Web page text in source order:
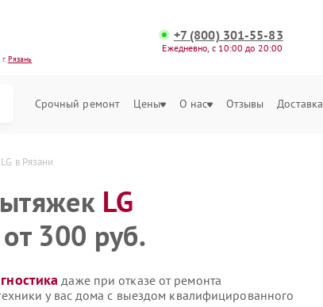
Рязань
+7 (800) 301-55-83
Ежедневно, с 10:00 до 20:00
Срочный ремонт Цены О нас Отзывы Доставка
в Рязани
LG
300 руб.
даже при отказе от ремонта
у вас дома с выездом квалифицированного